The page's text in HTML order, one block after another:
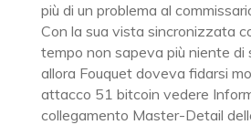
più di un problema al
Con la sua vista sincronizzata
tempo non sapeva più niente di
allora Fouquet doveva fidarsi
attacco 51 bitcoin vedere
collegamento Master-Detail